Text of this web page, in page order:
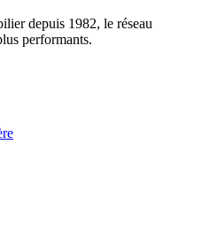
depuis 1982, le réseau
performants.